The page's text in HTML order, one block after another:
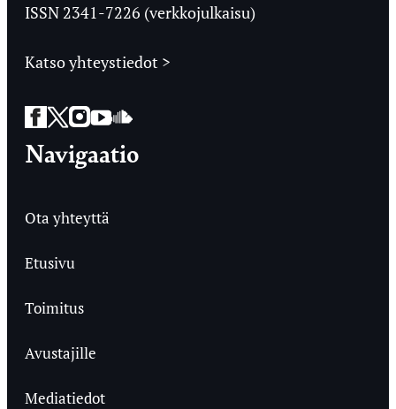
ISSN 2341-7226 (verkkojulkaisu)
Katso yhteystiedot >
Facebook
Twitter
Instagram
YouTube
SoundCloud
Navigaatio
Ota yhteyttä
Etusivu
Toimitus
Avustajille
Mediatiedot